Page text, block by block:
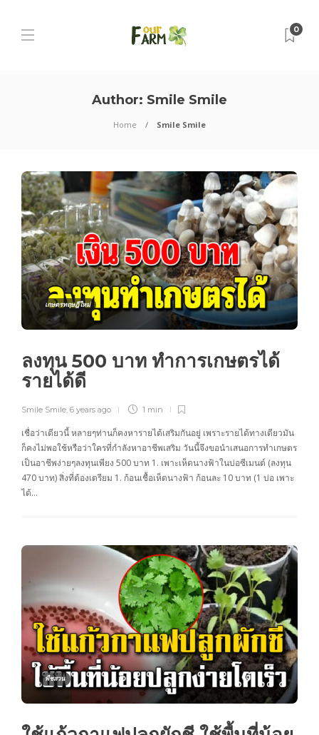
0
Author: Smile Smile
Home Smile Smile
เกษตรทฤษฎีใหม่
ลงทุน 500 บาท ทำการเกษตรได้
รายได้ดี
Smile Smile 6 years ago 1 min
เชื่อว่าเดียวนี้ หลายๆท่านก็คงหารายได้เสริมกันอยู่ เพราะรายได้ทางเดียวมัน
ก็คงไม่พอใช้หรือว่าใครที่กำลังหาอาชีพเสริม วันนี้จึงขอนำเสนอการทำเกษตร
เป็นอาชีพง่ายๆลงทุนเพียง 500 บาท 1. เพาะเห็ดนางฟ้าในบ่อซีเมนต์ (ลงทุน
470 บาท) สิ่งที่ต้องเตรียม 1. ก้อนเชื้อเห็ดนางฟ้า ก้อนละ 10 บาท (1 บ่อ เพาะ
ได้…
พืชสวน